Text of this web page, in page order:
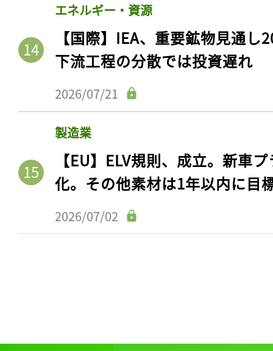
エネルギー・資源
【国際】IEA、重要鉱物見通
下流工程の分散では投資遅れ
2026/07/21
製造業
【EU】ELV規則、成立。新車
化。その他素材は1年以内に目
2026/07/02
記事をお気に入りに
ログインが必
ログイン